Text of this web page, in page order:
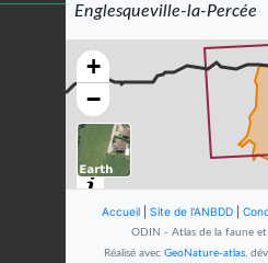
Hirundo
9observations
Dernière
Pinson
Fringilla
Englesqueville-la-Percée
+
−
Accueil Site de l'ANBDD
ODIN - Atlas de la faune
Réalisé avec GeoNature-atlas,